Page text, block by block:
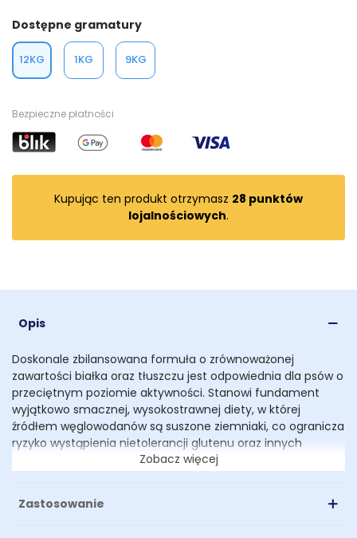
Dostępne gramatury
12KG 1KG 9KG
Bezpieczne płatności
Kupując ten produkt otrzymasz 28 punktów
lojalnościowych.
Opis
Doskonale zbilansowana formuła o zrównoważonej
zawartości białka oraz tłuszczu jest odpowiednia dla psów o
przeciętnym poziomie aktywności. Stanowi fundament
wyjątkowo smacznej, wysokostrawnej diety, w której
źródłem węglowodanów są suszone ziemniaki, co ogranicza
ryzyko wystąpienia nietolerancji glutenu oraz innych
niepożądanych reakcji na białka pochodzenia roślinnego.
Wyjątkowo wysoka zawartość kwasów Omega-3,
funkcjonowanie aparatu ruchu.
Zobacz więcej
Zastosowanie